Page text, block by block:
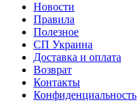
Новости
Правила
Полезное
СП Украина
Доставка и оплата
Возврат
Контакты
Конфиденциальность